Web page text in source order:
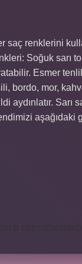
saç renklerini
Soğuk
Esmer
bordo, mor,
Sarı
aşağıdaki